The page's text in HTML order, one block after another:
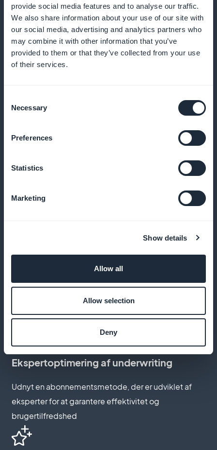
provide social media features and to analyse our traffic.
We also share information about your use of our site with
our social media, advertising and analytics partners who
may combine it with other information that you’ve
provided to them or that they’ve collected from your use
of their services.
Selection
Necessary
Preferences
Statistics
Marketing
Show details
Allow all
Allow selection
Deny
Tilbyde et eksklusivt kig bag kulisserne på
modebegivenheder og indfange essensen af
kreativitet og arbejde bag kulisserne
Sørg for, at dine abonnementstilbud er umiddelbart
Få gavn af den fulde indtægt fra abonnementssalg
Opret en abonnementsside, der afspejler glamouren
og eksklusiviteten i de modebegivenheder, du
dækker
Ekspertoptimering af underwriting
Udnyt en abonnementsmetode, der er udviklet af
eksperter for at garantere effektivitet og
brugertilfredshed